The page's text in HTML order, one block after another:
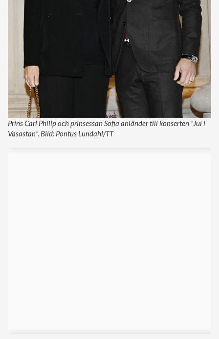
Prins Carl Philip och prinsessan Sofia anländer till konserten ”Jul i
Vasastan”. Bild: Pontus Lundahl/TT